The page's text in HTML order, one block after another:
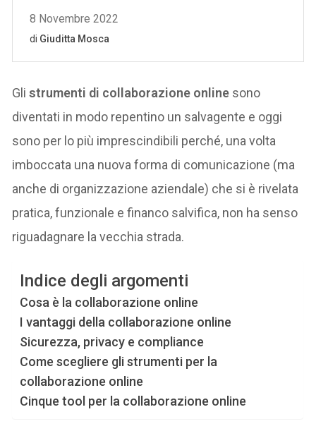
Glistrumenti di collaborazione online sono
diventati in modo repentino un salvagente e oggi
sono per lo più imprescindibili perché, una volta
imboccata una nuova forma di comunicazione (ma
anche di organizzazione aziendale) che si è rivelata
pratica, funzionale e financo salvifica, non ha senso
riguadagnare la vecchia strada.
Indice degli argomenti
Cosa è la collaborazione online
I vantaggi della collaborazione online
Sicurezza, privacy e compliance
Come scegliere gli strumenti per la
collaborazione online
Cinque tool per la collaborazione online